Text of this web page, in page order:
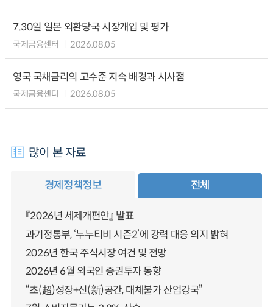
7.30일 일본 외환당국 시장개입 및 평가
국제금융센터 2026.08.05
영국 국채금리의 고수준 지속 배경과 시사점
국제금융센터 2026.08.05
많이 본 자료
경제정책정보 전체
『2026년 세제개편안』 발표
과기정통부, ‘누누티비 시즌2’에 강력 대응 의지 밝혀
2026년 한국 주식시장 여건 및 전망
2026년 6월 외국인 증권투자 동향
“초(超)성장+신(新)공간, 대체불가 산업강국”